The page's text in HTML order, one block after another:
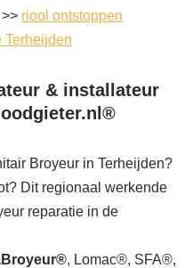
>> riool ontstoppen
Terheijden
& installateur
Broyeur in Terheijden?
Dit regionaal werkende
reparatie in de
, Lomac®, SFA®,